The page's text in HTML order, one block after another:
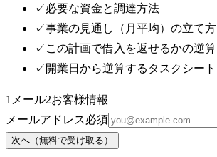
✓必要な資金と調達方法
✓事業の見通し（月平均）の立て方
✓ この計画で借入を返せるかの逆算
✓ 開業日から逆算するタスクシート
1 メール2お客様情報
メールアドレス必須
次へ（無料で受け取る）